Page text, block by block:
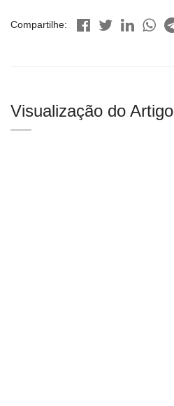
Compartilhe:
Visualização do Artigo